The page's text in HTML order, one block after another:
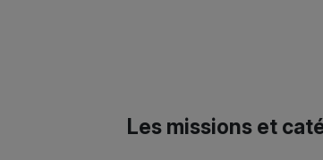
Les missions et